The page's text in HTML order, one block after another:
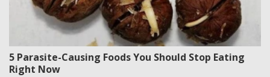
5 Parasite-Causing Foods You Should Stop Eating
Right Now